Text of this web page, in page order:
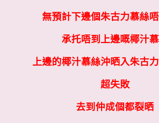
無預計下邊個朱古力慕絲
承托唔到上邊嘅椰汁
上邊的椰汁慕絲沖晒入朱古
超失敗
去到仲成個都裂晒